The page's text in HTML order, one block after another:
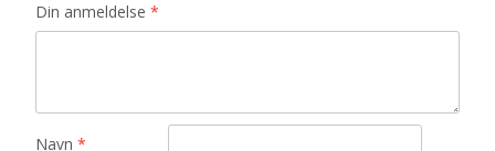
Din anmeldelse *
Navn *